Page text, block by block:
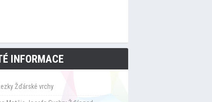
INFORMACE
Žďárské vrchy